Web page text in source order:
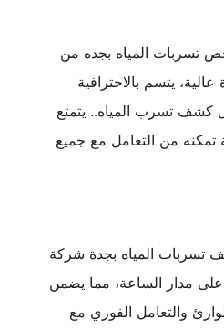
تسربات المياه بجده من
يتسم بالاحترافية
كشف تسرب المياه.. يتمتع
تمكنه من التعامل مع جميع
المياه بجدة شركة
على مدار الساعة، مما يضمن
والتعامل الفوري مع